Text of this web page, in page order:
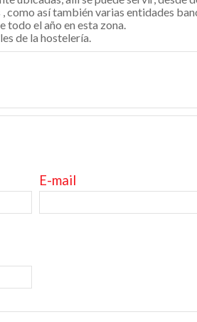
como así también varias entidades
todo el año en esta zona.
de la hostelería.
E-mail